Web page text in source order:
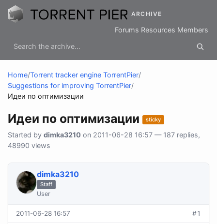
ARCHIVE
Forums Resources Members
Home/Torrent tracker engine TorrentPier/
Suggestions for improving TorrentPier/
Идеи по оптимизации
Идеи по оптимизации sticky
Started by dimka3210 on 2011-06-28 16:57 — 187 replies,
48990 views
dimka3210
Staff
User
2011-06-28 16:57 #1